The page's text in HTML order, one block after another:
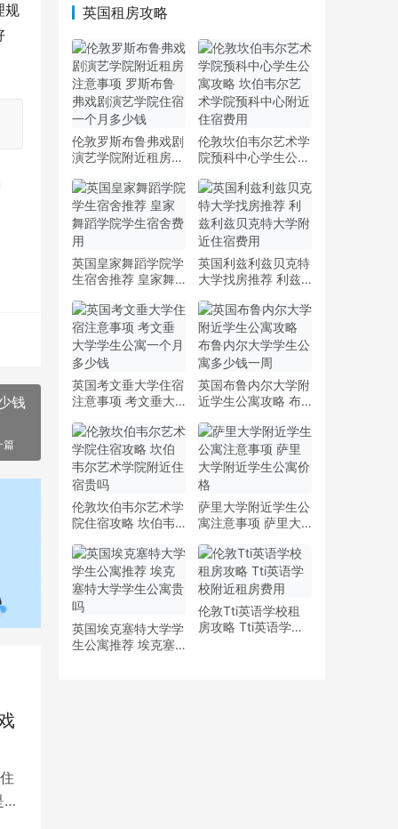
规
钱
篇
英国租房攻略
伦敦罗斯布鲁弗戏剧
演艺学院附近租房注
戏剧演艺学院住宿一
个月多少钱
伦敦坎伯韦尔艺术学
院预科中心学生公寓
学院预科中心附近住
宿费用
英国皇家舞蹈学院学
生宿舍推荐 皇家舞
英国利兹利兹贝克特
大学找房推荐 利兹
住宿费用
英国考文垂大学住宿
注意事项 考文垂大
少钱
英国布鲁内尔大学附
近学生公寓攻略 布
多少钱一周
伦敦坎伯韦尔艺术学
院住宿攻略 坎伯韦
贵吗
萨里大学附近学生公
寓注意事项 萨里大
英国埃克塞特大学学
生公寓推荐 埃克塞
伦敦Tti英语学校租
房攻略 Tti英语学校